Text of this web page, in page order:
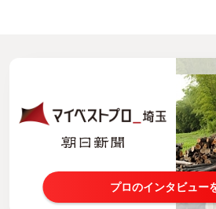
プロのインタビュー